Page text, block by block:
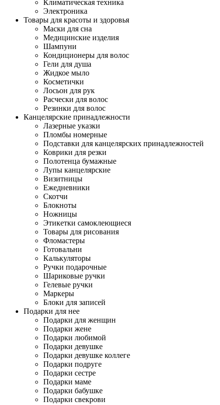
Климатическая техника
Электроника
Товары для красоты и здоровья
Маски для сна
Медицинские изделия
Шампуни
Кондиционеры для волос
Гели для душа
Жидкое мыло
Косметички
Лосьон для рук
Расчески для волос
Резинки для волос
Канцелярские принадлежности
Лазерные указки
Пломбы номерные
Подставки для канцелярских принадлежностей
Коврики для резки
Полотенца бумажные
Лупы канцелярские
Визитницы
Ежедневники
Скотчи
Блокноты
Ножницы
Этикетки самоклеющиеся
Товары для рисования
Фломастеры
Готовальни
Калькуляторы
Ручки подарочные
Шариковые ручки
Гелевые ручки
Маркеры
Блоки для записей
Подарки для нее
Подарки для женщин
Подарки жене
Подарки любимой
Подарки девушке
Подарки девушке коллеге
Подарки подруге
Подарки сестре
Подарки маме
Подарки бабушке
Подарки свекрови